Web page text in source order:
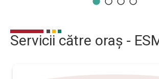
Servicii către oraș -